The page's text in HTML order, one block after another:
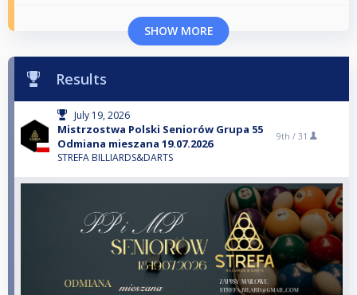
SHOW MORE
Results
July 19, 2026
Mistrzostwa Polski Seniorów Grupa 55
Odmiana mieszana 19.07.2026
STREFA BILLIARDS&DARTS
9th / 31